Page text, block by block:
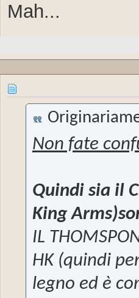
Mah...
Non fate
Quindi sia il
King
IL
HK (quindi
legno ed è